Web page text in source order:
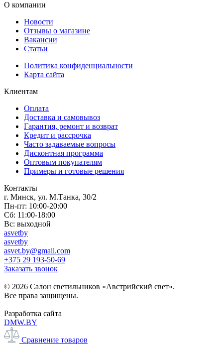
О компании
Новости
Отзывы о магазине
Вакансии
Статьи
Политика конфиденциальности
Карта сайта
Клиентам
Оплата
Доставка и самовывоз
Гарантия, ремонт и возврат
Кредит и рассрочка
Часто задаваемые вопросы
Дисконтная программа
Оптовым покупателям
Примеры и готовые решения
Контакты
г. Минск, ул. М.Танка, 30/2
Пн-пт: 10:00-20:00
Сб: 11:00-18:00
Вс: выходной
asvetby
asvetby
asvet.by@gmail.com
+375 29 193-50-69
Заказать звонок
© 2026 Салон светильников «Австрийский свет».
Все права защищены.
Разработка сайта
DMW.BY
Сравнение товаров